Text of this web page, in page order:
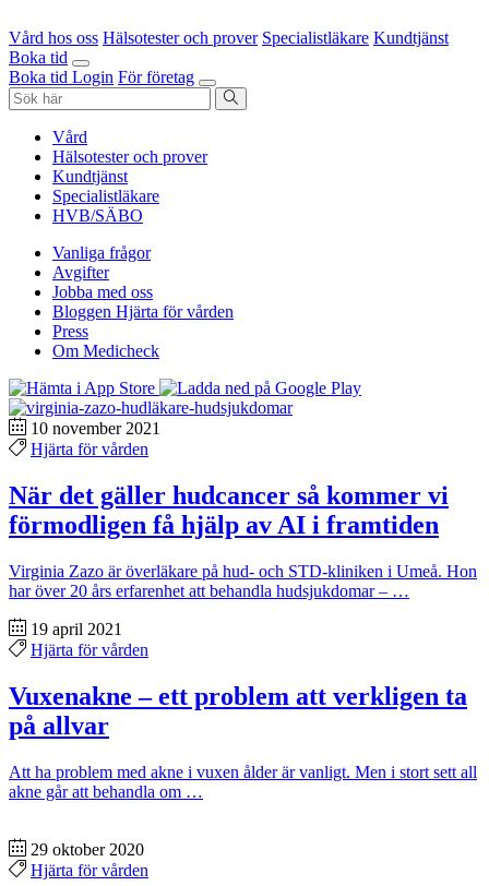
Vård hos oss Hälsotester och prover Specialistläkare Kundtjänst
Boka tid
Boka tid Login För företag
Vård
Hälsotester och prover
Kundtjänst
Specialistläkare
HVB/SÄBO
Vanliga frågor
Avgifter
Jobba med oss
Bloggen Hjärta för vården
Press
Om Medicheck
10 november 2021
Hjärta för vården
När det gäller hudcancer så kommer vi
förmodligen få hjälp av AI i framtiden
Virginia Zazo är överläkare på hud- och STD-kliniken i Umeå. Hon
har över 20 års erfarenhet att behandla hudsjukdomar – …
19 april 2021
Hjärta för vården
Vuxenakne – ett problem att verkligen ta
på allvar
Att ha problem med akne i vuxen ålder är vanligt. Men i stort sett all
akne går att behandla om …
29 oktober 2020
Hjärta för vården